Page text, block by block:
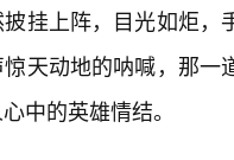
挂上阵，目光如炬
天动地的呐喊，那
中的英雄情结。